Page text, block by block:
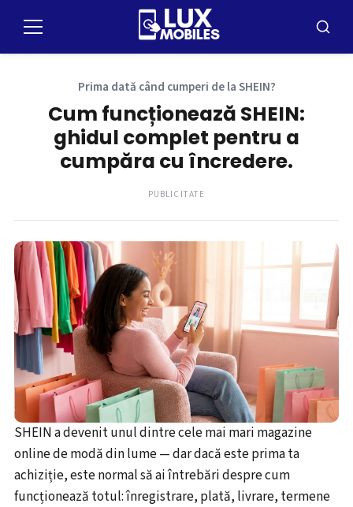
pentru
Meniu
Prima dată când cumperi de la SHEIN?
Cum funcționează SHEIN:
ghidul complet pentru a
cumpăra cu încredere.
PUBLICITATE
SHEIN a devenit unul dintre cele mai mari magazine
online de modă din lume — dar dacă este prima ta
achiziție, este normal să ai întrebări despre cum
funcționează totul: înregistrare, plată, livrare, termene